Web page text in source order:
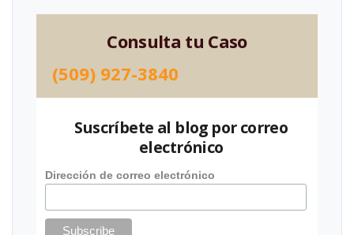
Consulta tu Caso
(509) 927-3840
Suscríbete al blog por correo
electrónico
Dirección de correo electrónico